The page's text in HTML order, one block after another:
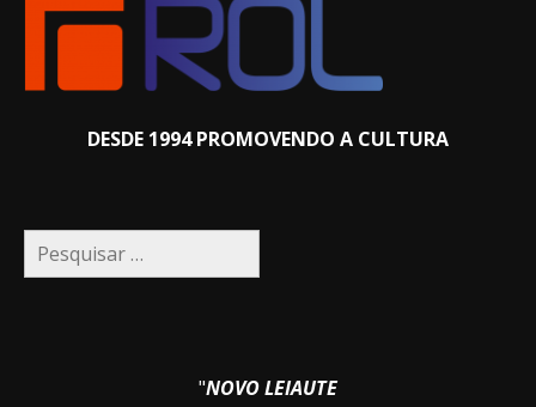
DESDE 1994 PROMOVENDO A CULTURA
Pesquisar
por:
"NOVO LEIAUTE